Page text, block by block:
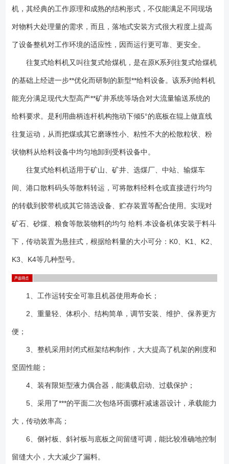
小、结构简单，调节安装、维护、保养更方便； 3、整机采用封闭式框
偶合器，能满载启动、过载保护； 5、采用了***的平面二次包络环面
骡杆减速器设计，承载能力大，传动效率高； 6、侧衬板、斜衬板与底
板之间留缝可调，能比较准确地控制留缝大小，大大减少了漏料。 7、
底板往复给料时运转的扭摆现象。 8、底板有立向筋板，并用三道通长
托辊支承，保证了底板本身刚度，消除了现有往复式给料机底板工作中弯
易，而且可以根据实际磨损情况，有针对性地更换磨损了的衬板块，从而
使材料合理利用，降低维修费用。 K型往复式给料机是由机架、底板
(给料槽)传动平台、漏斗闸门、托辊等组成。其传动原理：当电动机开动
线往复运动，将煤均匀地卸到运输机械或其它筛选设备上。该机设有带漏
斗、带调节阀门和不带漏斗、不带调节阀门两种形式。K型往复给料机安装
格有K0、K1、K2、K3、K4型，电源电压有380V和660V两种制式，选用
时请确定电压制式及有无防爆要求； 2、设备安装方式有落地式和吊挂
式两种情况，并有普通型和防窜仓型两种结构形式，选型时，请务必慎重
况各不相同，建议您在选订设备型号及规格时，尽可能将您的要求描述详
尽并与相关**技术人员充分沟通，以减少不必要的麻烦； 4、签订合同
术文件：产品合格证、装箱单、产品使用说明书； 6、设备不局限以上
型号，可以非标设计；
机，其经典的工作原理和成熟的结构形式，不仅能满足不同现场
对物料大处理量的需求，而且，落地式安装方式很大程度上提高
了设备整机对工作环境的适应性，因而运行更可靠、更安全。
往复式给料机又叫往复式给煤机，是在原K系列往复式给煤机
的基础上经进一步**优化而研制的新型**给料设备。该系列给料机
能充分满足现代大型高产**矿井系统等场合对大流量输送系统的
给料要求。是利用曲柄连杆机构拖动下倾5°的底板在辊上做直线
往复运动，从而把煤或其它磨琢性小、粘性不大的松散粒状、粉
状物料从给料设备中均匀地卸到受料设备中。
往复式给料机适用于矿山、矿井、选煤厂、中站、输煤车
间、港口散料码头等散料转运，可将散料经料仓或直接进行均匀
的转载到胶带机或其它筛选设备、贮存装置等配合使用。实现对
矿石、砂煤、粮食等散装物料的均匀 给料.本设备机体安装于料斗
下，传动装置为悬挂式，根据给料量的大小可分：K0、K1、K2、
K3、K4等几种型号。
1、工作运转安全可靠且机器使用寿命长；
2、重量轻、体积小、结构简单，调节安装、维护、保养更方
便；
3、整机采用封闭式框架结构制作，大大提高了机架的刚度和
坚固性能；
4、装有限矩型液力偶合器，能满载启动、过载保护；
5、采用了***的平面二次包络环面骡杆减速器设计，承载能力
大，传动效率高；
6、侧衬板、斜衬板与底板之间留缝可调，能比较准确地控制
留缝大小，大大减少了漏料。